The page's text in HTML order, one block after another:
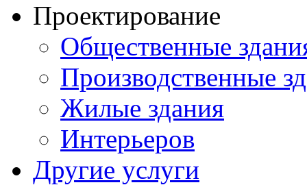
Проектирование
Общественные
Производственные
Жилые здания
Интерьеров
Другие услуги